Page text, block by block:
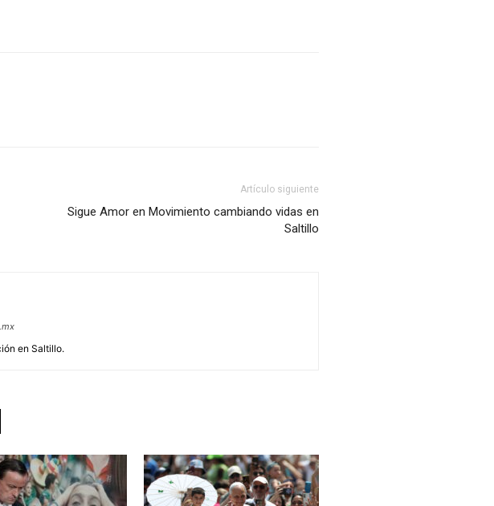
Artículo siguiente
Sigue Amor en Movimiento cambiando vidas en
Saltillo
en Saltillo.